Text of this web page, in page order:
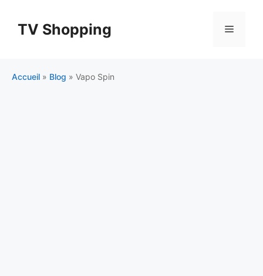
contenuTV Shopping Menu
Accueil » Blog » Vapo Spin